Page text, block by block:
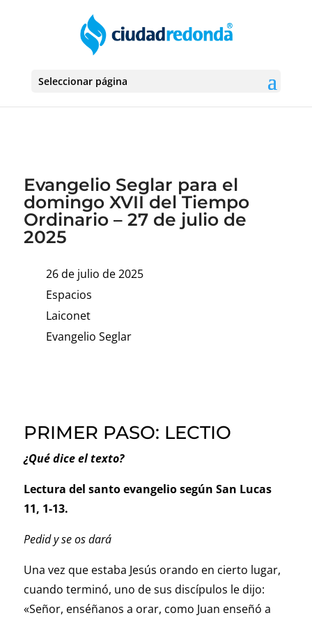
Seleccionar página
Evangelio Seglar para el
domingo XVII del Tiempo
Ordinario – 27 de julio de
2025
26 de julio de 2025
Espacios
Laiconet
Evangelio Seglar
PRIMER PASO: LECTIO
¿Qué dice el texto?
Lectura del santo evangelio según San Lucas
11, 1-13.
Pedid y se os dará
Una vez que estaba Jesús orando en cierto lugar,
cuando terminó, uno de sus discípulos le dijo:
«Señor, enséñanos a orar, como Juan enseñó a